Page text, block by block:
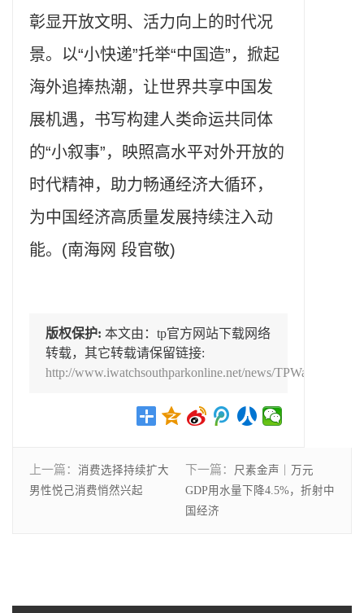
彰显开放文明、活力向上的时代况
景。以“小快递”托举“中国造”，掀起
海外追捧热潮，让世界共享中国发
展机遇，书写构建人类命运共同体
的“小叙事”，映照高水平对外开放的
时代精神，助力畅通经济大循环，
为中国经济高质量发展持续注入动
能。(南海网 段官敬)
版权保护: 本文由：tp官方网站下载网络
转载，其它转载请保留链接:
http://www.iwatchsouthparkonline.net/news/TPWalletxz/
上一篇： 消费选择持续扩大
男性悦己消费悄然兴起
下一篇：
尺素金声｜万元
GDP用水量下降4.5%，折射中
国经济